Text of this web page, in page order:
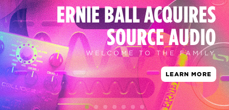
ERNIE BALL ACQUIRES
SOURCE AUDIO
WELCOME TO THE FAMILY
LEARN MORE